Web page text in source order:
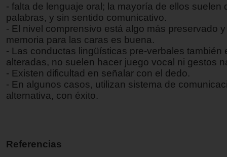
- falta de lenguaje oral; la mayoría de ellos suelen
palabras, y sin sentido comunicativo.
- El nivel comprensivo está algo más preservado
memoria para las caras es buena.
- Las conductas lingüísticas pre-verbales también
alteradas, no suelen hacer juego vocal ni gestos
- Existen dificultad en señalar con el dedo.
- En algunos casos, utilizan sistema de
alternativa, con éxito.
Referencias